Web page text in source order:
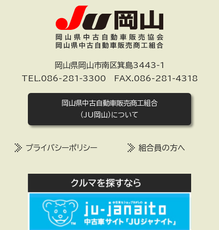
岡山県岡山市南区箕島3443-1
TEL.086-281-3300 FAX.086-281-4318
岡山県中古自動車販売商工組合
（JU岡山）について
プライバシーポリシー 組合員の方へ